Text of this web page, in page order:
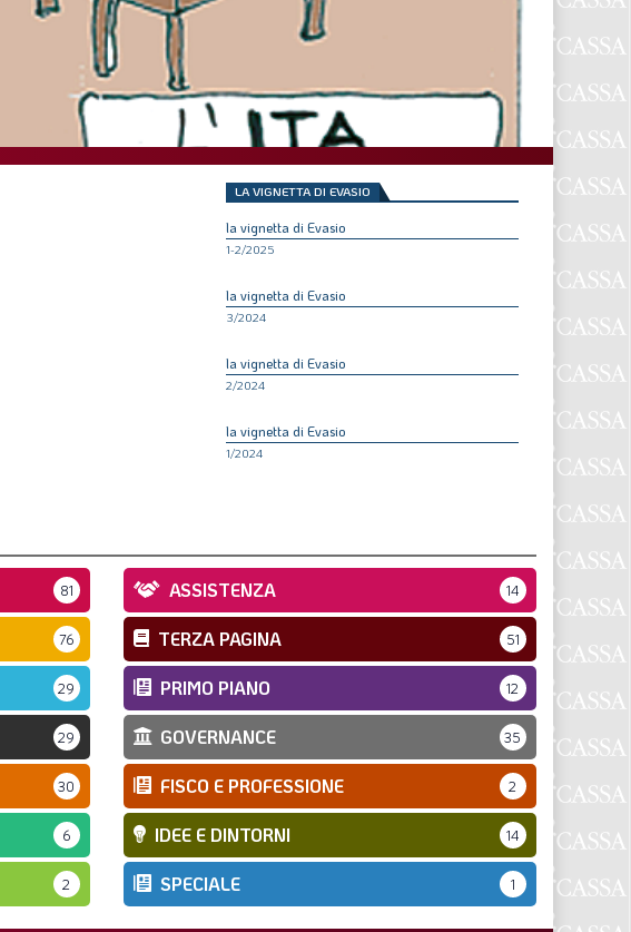
LA VIGNETTA DI EVASIO
la vignetta di Evasio
1-2/2025
la vignetta di Evasio
3/2024
la vignetta di Evasio
2/2024
la vignetta di Evasio
1/2024
81 ASSISTENZA 14
76 TERZA PAGINA 51
29 PRIMO PIANO 12
29 GOVERNANCE 35
30 FISCO E PROFESSIONE 2
6 IDEE E DINTORNI 14
2 SPECIALE 1